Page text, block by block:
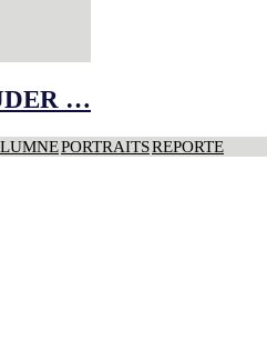
…
PORTRAITSREPORTE